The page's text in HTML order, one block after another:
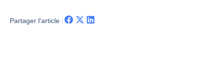
Partager l'article :